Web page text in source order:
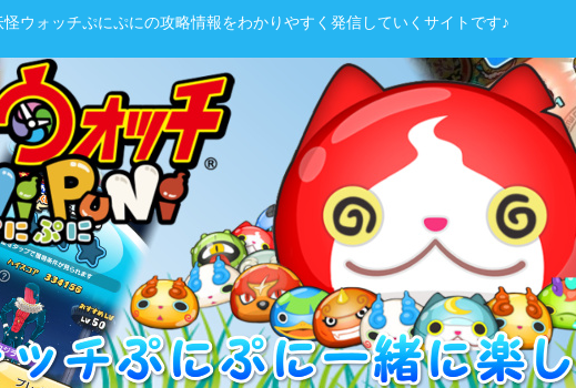
怪ウォッチぷにぷにの攻略情報をわかりやすく発信していくサイトです♪